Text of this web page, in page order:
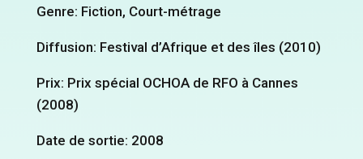
Genre: Fiction, Court-métrage
Diffusion: Festival d’Afrique et des îles (2010)
Prix: Prix spécial OCHOA de RFO à Cannes
(2008)
Date de sortie: 2008